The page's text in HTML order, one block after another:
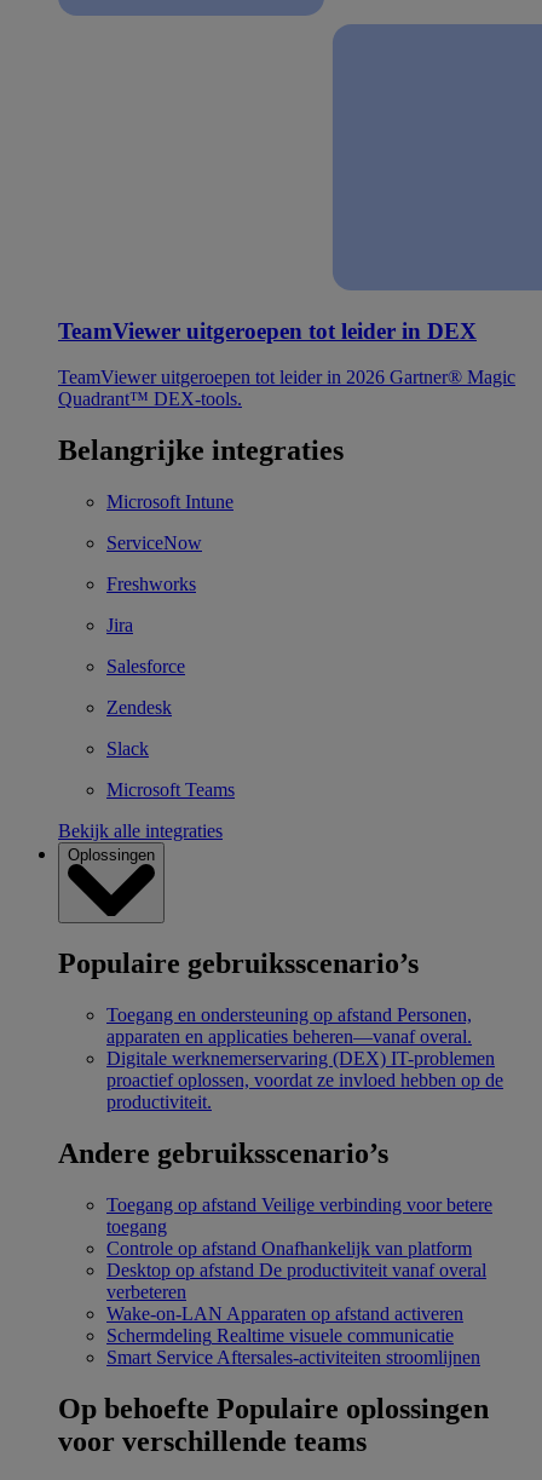
TeamViewer uitgeroepen tot leider in DEX
TeamViewer uitgeroepen tot leider in 2026 Gartner® Magic
Quadrant™ DEX-tools.
Belangrijke integraties
Microsoft Intune
ServiceNow
Freshworks
Jira
Salesforce
Zendesk
Slack
Microsoft Teams
Bekijk alle integraties
Oplossingen
Populaire gebruiksscenario’s
Toegang en ondersteuning op afstand Personen,
apparaten en applicaties beheren—vanaf overal.
Digitale werknemerservaring (DEX) IT-problemen
proactief oplossen, voordat ze invloed hebben op de
productiviteit.
Andere gebruiksscenario’s
Toegang op afstand Veilige verbinding voor betere
toegang
Controle op afstand Onafhankelijk van platform
Desktop op afstand De productiviteit vanaf overal
verbeteren
Wake-on-LAN Apparaten op afstand activeren
Schermdeling Realtime visuele communicatie
Smart Service Aftersales-activiteiten stroomlijnen
Op behoefte Populaire oplossingen
voor verschillende teams